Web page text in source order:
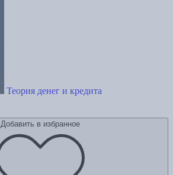
Теория денег и кредита
Добавить в избранное